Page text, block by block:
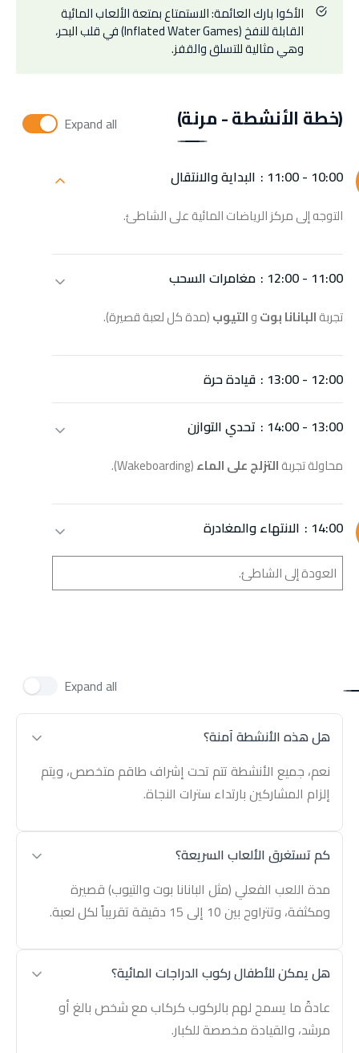
الأكوا بارك العائمة: الاستمتاع بمتعة الألعاب المائية
القابلة للنفخ (Inflated Water Games) في قلب البحر،
وهي مثالية للتسلق والقفز.
(خطة الأنشطة - مرنة) Expand all
10:00 - 11:00 : البداية والانتقال
التوجه إلى مركز الرياضات المائية على الشاطئ.
11:00 - 12:00 : مغامرات السحب
تجربةالبانانا بوتوالتيوب(مدة كل لعبة قصيرة).
12:00 - 13:00 :
قيادة حرة
13:00 - 14:00 :
تحدي التوازن
محاولة تجربةالتزلج على الماء(Wakeboarding).
14:00 : الانتهاء والمغادرة
العودة إلى الشاطئ.
Expand all
هل هذه الأنشطة آمنة؟
نعم، جميع الأنشطة تتم تحت إشراف طاقم متخصص، ويتم
إلزام المشاركين بارتداء سترات النجاة.
كم تستغرق الألعاب السريعة؟
مدة اللعب الفعلي (مثل البانانا بوت والتيوب) قصيرة
ومكثفة، وتتراوح بين 10 إلى 15 دقيقة تقريباً لكل لعبة.
هل يمكن للأطفال ركوب الدراجات المائية؟
عادةً ما يسمح لهم بالركوب كركاب مع شخص بالغ أو
مرشد، والقيادة مخصصة للكبار.